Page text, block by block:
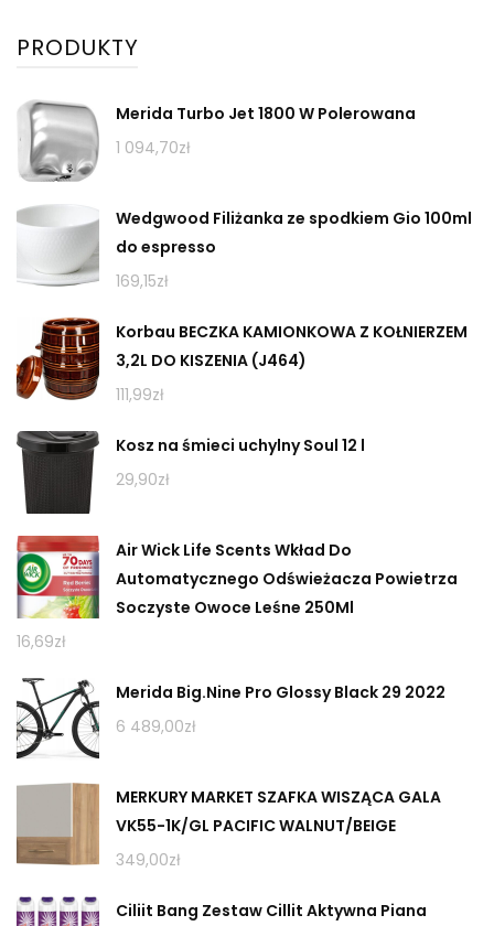
PRODUKTY
Merida Turbo Jet 1800 W Polerowana
1 094,70zł
Wedgwood Filiżanka ze spodkiem Gio 100ml
do espresso
169,15zł
Korbau BECZKA KAMIONKOWA Z KOŁNIERZEM
3,2L DO KISZENIA (J464)
111,99zł
Kosz na śmieci uchylny Soul 12 l
29,90zł
Air Wick Life Scents Wkład Do
Automatycznego Odświeżacza Powietrza
Soczyste Owoce Leśne 250Ml
16,69zł
Merida Big.Nine Pro Glossy Black 29 2022
6 489,00zł
MERKURY MARKET SZAFKA WISZĄCA GALA
VK55-1K/GL PACIFIC WALNUT/BEIGE
349,00zł
Ciliit Bang Zestaw Cillit Aktywna Piana